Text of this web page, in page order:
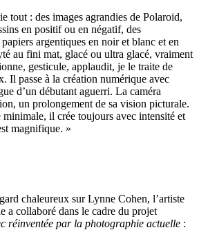
tout : des images agrandies de Polaroid,
en positif ou en négatif, des
argentiques en noir et blanc et en
au fini mat, glacé ou ultra glacé, vraiment
gesticule, applaudit, je le traite de
Il passe à la création numérique avec
d’un débutant aguerri. La caméra
un prolongement de sa vision picturale.
minimale, il crée toujours avec intensité et
magnifique. »
chaleureux sur Lynne Cohen, l’artiste
a collaboré dans le cadre du projet
réinventée par la photographie actuelle :